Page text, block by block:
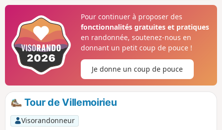
Pour continuer à proposer des
fonctionnalités gratuites et pratiques
en randonnée, soutenez-nous en
donnant un petit coup de pouce !
Je donne un coup de pouce
Tour de Villemoirieu
Visorandonneur